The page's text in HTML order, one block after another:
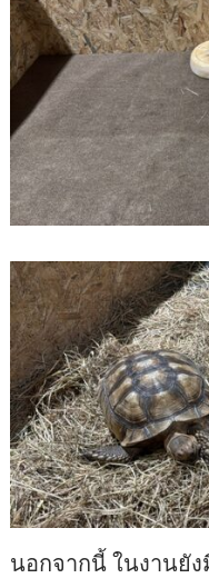
นอกจากนี้ ในงานยั